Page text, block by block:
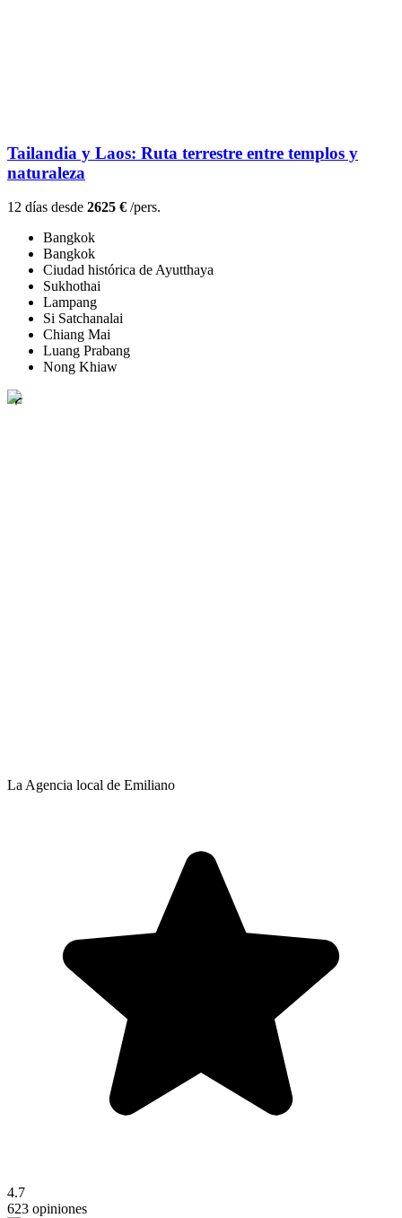
Tailandia y Laos: Ruta terrestre entre templos y
naturaleza
12 días desde 2625 € /pers.
Bangkok
Bangkok
Ciudad histórica de Ayutthaya
Sukhothai
Lampang
Si Satchanalai
Chiang Mai
Luang Prabang
Nong Khiaw
La Agencia local de Emiliano
4.7
623 opiniones